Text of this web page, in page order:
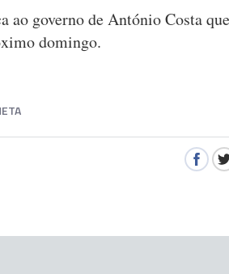
ao governo de António Costa que
domingo.